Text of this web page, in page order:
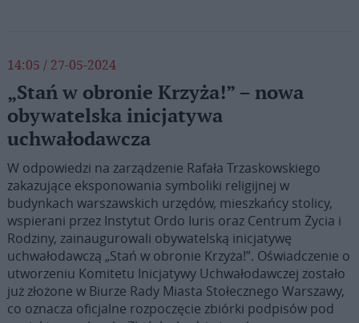
14:05 / 27-05-2024
„Stań w obronie Krzyża!” – nowa
obywatelska inicjatywa
uchwałodawcza
W odpowiedzi na zarządzenie Rafała Trzaskowskiego
zakazujące eksponowania symboliki religijnej w
budynkach warszawskich urzędów, mieszkańcy stolicy,
wspierani przez Instytut Ordo Iuris oraz Centrum Życia i
Rodziny, zainaugurowali obywatelską inicjatywę
uchwałodawczą „Stań w obronie Krzyża!”. Oświadczenie o
utworzeniu Komitetu Inicjatywy Uchwałodawczej zostało
już złożone w Biurze Rady Miasta Stołecznego Warszawy,
co oznacza oficjalne rozpoczęcie zbiórki podpisów pod